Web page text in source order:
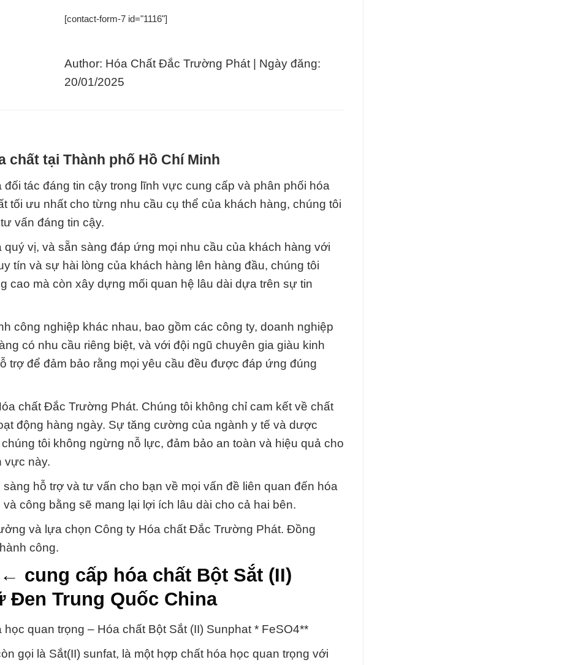
[contact-form-7 id="1116"]
Author: Hóa Chất Đắc Trường Phát | Ngày đăng:
20/01/2025
chất tại Thành phố Hồ Chí Minh
tác đáng tin cậy trong lĩnh vực cung cấp và phân phối hóa
tối ưu nhất cho từng nhu cầu cụ thể của khách hàng, chúng tôi
vấn đáng tin cậy.
vị, và sẵn sàng đáp ứng mọi nhu cầu của khách hàng với
tín và sự hài lòng của khách hàng lên hàng đầu, chúng tôi
cao mà còn xây dựng mối quan hệ lâu dài dựa trên sự tin
công nghiệp khác nhau, bao gồm các công ty, doanh nghiệp
có nhu cầu riêng biệt, và với đội ngũ chuyên gia giàu kinh
trợ để đảm bảo rằng mọi yêu cầu đều được đáp ứng đúng
chất Đắc Trường Phát. Chúng tôi không chỉ cam kết về chất
động hàng ngày. Sự tăng cường của ngành y tế và dược
tôi không ngừng nỗ lực, đảm bảo an toàn và hiệu quả cho
vực này.
hỗ trợ và tư vấn cho bạn về mọi vấn đề liên quan đến hóa
công bằng sẽ mang lại lợi ích lâu dài cho cả hai bên.
và lựa chọn Công ty Hóa chất Đắc Trường Phát. Đồng
công.
cung cấp hóa chất Bột Sắt (II)
Đen Trung Quốc China
quan trọng – Hóa chất Bột Sắt (II) Sunphat * FeSO4**
gọi là Sắt(II) sunfat, là một hợp chất hóa học quan trọng với